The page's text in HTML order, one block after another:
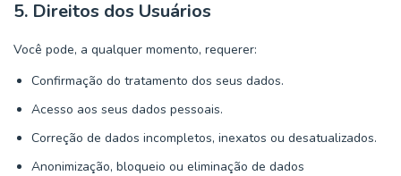
5. Direitos dos Usuários
Você pode, a qualquer momento, requerer:
Confirmação do tratamento dos seus dados.
Acesso aos seus dados pessoais.
Correção de dados incompletos, inexatos ou desatualizados.
Anonimização, bloqueio ou eliminação de dados